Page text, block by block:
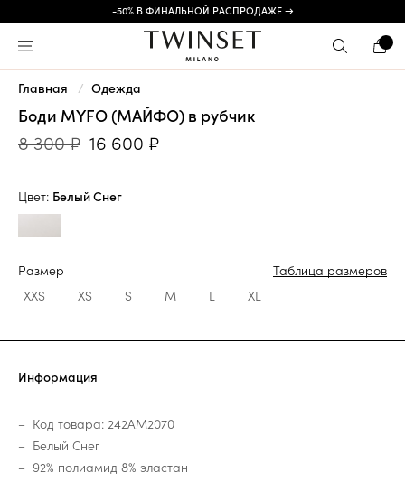
-50% В ФИНАЛЬНОЙ РАСПРОДАЖЕ →
Главная Одежда
Боди MYFO (МАЙФО) в рубчик
8 300 ₽ 16 600 ₽
Цвет: Белый Снег
Размер
Таблица размеров
XXS
XS S M L XL
Информация
Код товара: 242AM2070
Белый Снег
92% полиамид 8% эластан